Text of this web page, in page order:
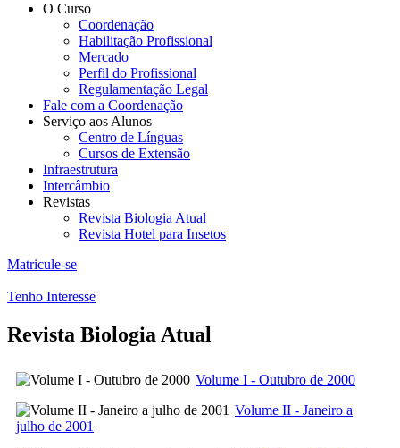
O Curso
Coordenação
Habilitação Profissional
Mercado
Perfil do Profissional
Regulamentação Legal
Fale com a Coordenação
Serviço aos Alunos
Centro de Línguas
Cursos de Extensão
Infraestrutura
Intercâmbio
Revistas
Revista Biologia Atual
Revista Hotel para Insetos
Matricule-se
Tenho Interesse
Revista Biologia Atual
Volume I - Outubro de 2000
Volume II - Janeiro a
julho de 2001